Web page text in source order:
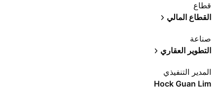
قطاع
القطاع المالي
صناعة
التطوير العقاري
المدير التنفيذي
Hock Guan Lim